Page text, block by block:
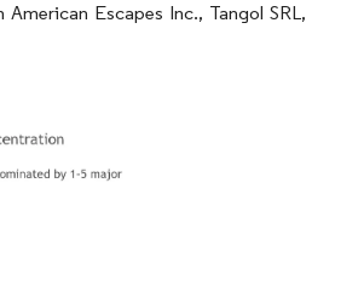
Escapes Inc., Tangol SRL,